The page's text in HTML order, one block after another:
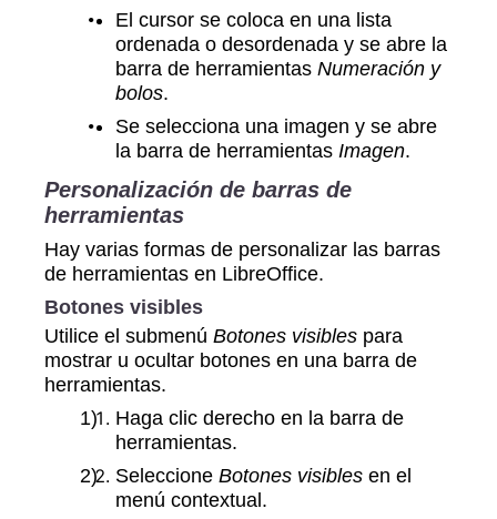
El cursor se coloca en una lista
ordenada o desordenada y se abre la
barra de herramientasNumeración y
bolos.
Se selecciona una imagen y se abre
la barra de herramientasImagen.
Personalización de barras de
herramientas
Hay varias formas de personalizar las barras
de herramientas en LibreOffice.
Botones visibles
Utilice el submenú Botones visibles para
mostrar u ocultar botones en una barra de
herramientas.
Haga clic derecho en la barra de
herramientas.
Seleccione Botones visibles en el
menú contextual.